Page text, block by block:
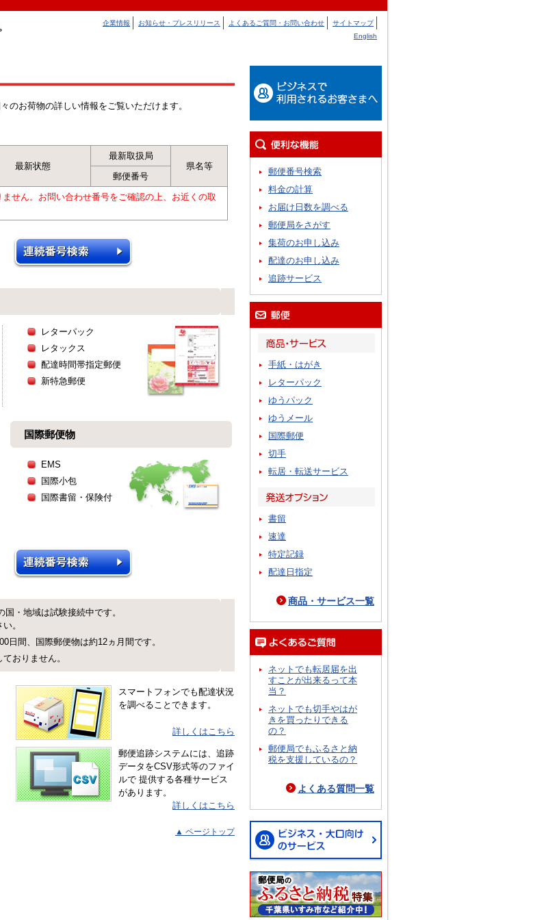
企業情報 お知らせ・プレスリリース よくあるご質問・お問い合わせ
サイトマップ
English
郵便番号検索
料金の計算
お届け日数を調べる
郵便局をさがす
集荷のお申し込み
配達のお申し込み
追跡サービス
手紙・はがき
レターパック
ゆうパック
ゆうメール
国際郵便
切手
転居・転送サービス
書留
速達
特定記録
配達日指定
商品・サービス一覧
ネットでも転居届を出
すことが出来るって本
当？
ネットでも切手やはが
きを買ったりできる
の？
郵便局でもふるさと納
税を支援しているの？
よくある質問一覧
のお荷物の詳しい情報をご覧いただけます。
最新状態
最新取扱局
県名等
郵便番号
せん。お問い合わせ番号をご確認の上、お近くの取
レターパック
レタックス
配達時間帯指定郵便
新特急郵便
国際郵便物
EMS
国際小包
国際書留・保険付
・地域は試験接続中です。
。
日間、国際郵便物は約12ヵ月間です。
おりません。
スマートフォンでも配達状況
を調べることできます。
詳しくはこちら
郵便追跡システムには、追跡
データをCSV形式等のファイ
ルで 提供する各種サービス
があります。
詳しくはこちら
▲ ページトップ